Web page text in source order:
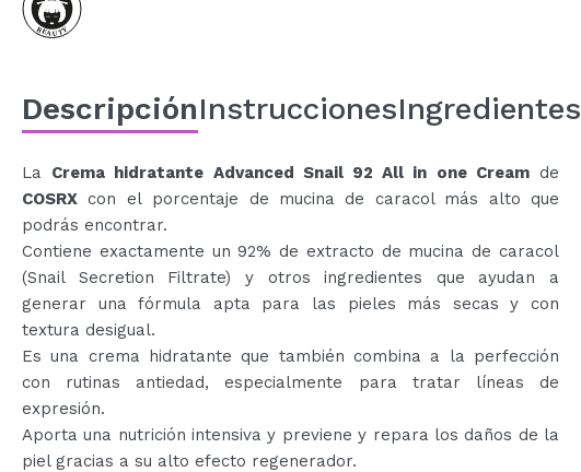
PRÓXIMAMENTE
DescripciónInstruccionesIngredientes
La Crema hidratante Advanced Snail 92 All in one Creamde
COSRX con el porcentaje de mucina de caracol más alto que
podrás encontrar.
Contiene exactamente un 92% de extracto de mucina de caracol
(Snail Secretion Filtrate) y otros ingredientes que ayudan a
generar una fórmula apta para las pieles más secas y con
textura desigual.
Es una crema hidratante que también combina a la perfección
con rutinas antiedad, especialmente para tratar líneas de
expresión.
Aporta una nutrición intensiva y previene y repara los daños de la
piel gracias a su alto efecto regenerador.